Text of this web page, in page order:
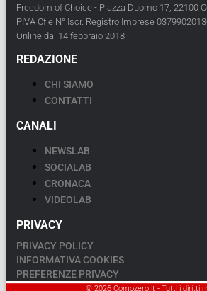
Freedom of Choice - Piazza Duomo 17, 22100
PIVA Cf e N° Iscr. Registro Imprese
Online dal 14 febbraio 2018
REDAZIONE
CHI SIAMO
CONTATTI
CANALI
NEWSLAB
SOCIALAB
CRONACA
VIDEOLAB
PRIVACY
PRIVACY POLICY
INFORMATIVA COOKIES
PREFERENZE PRIVACY
© 2026 Comozero.it - Tutti i diritti